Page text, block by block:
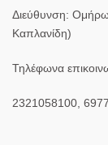
Διεύθυνση:
Καπλανίδη)
Τηλέφωνα
2321058100,